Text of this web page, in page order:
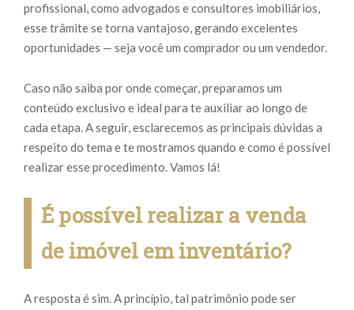
profissional, como advogados e consultores imobiliários,
esse trâmite se torna vantajoso, gerando excelentes
oportunidades — seja você um comprador ou um vendedor.
Caso não saiba por onde começar, preparamos um
conteúdo exclusivo e ideal para te auxiliar ao longo de
cada etapa. A seguir, esclarecemos as principais dúvidas a
respeito do tema e te mostramos quando e como é possível
realizar esse procedimento. Vamos lá!
É possível realizar a venda
de imóvel em inventário?
A resposta é sim. A princípio, tal patrimônio pode ser